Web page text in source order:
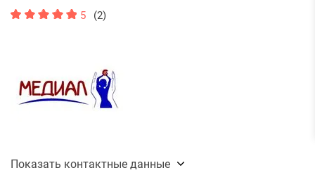
5 (2)
Показать контактные данные